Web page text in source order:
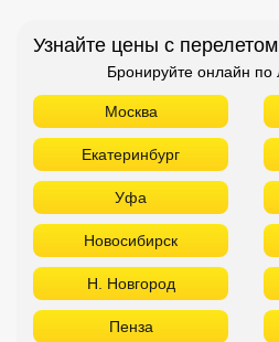
Узнайте цены с
Бронируйте онлайн
Москва
Екатеринбург
Уфа
Новосибирск
Н. Новгород
Пенза